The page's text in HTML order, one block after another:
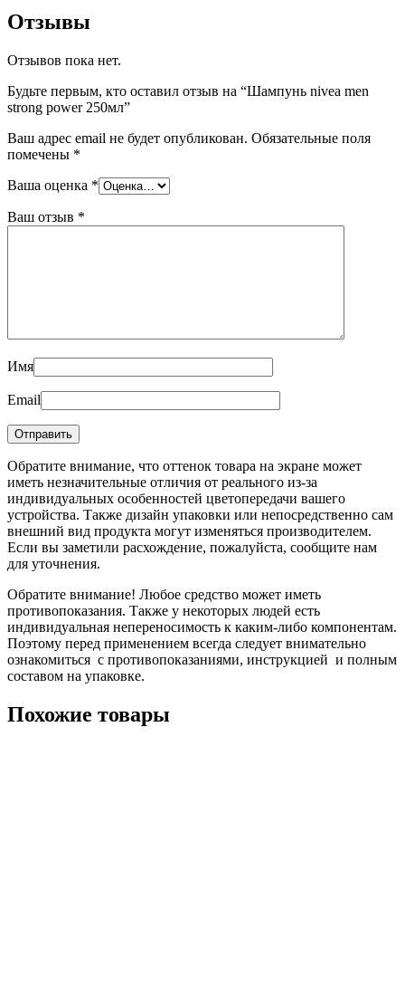
Отзывы
Отзывов пока нет.
Будьте первым, кто оставил отзыв на “Шампунь nivea men
strong power 250мл”
Ваш адрес email не будет опубликован. Обязательные поля
помечены *
Ваша оценка *
Ваш отзыв *
Имя
Email
Обратите внимание, что оттенок товара на экране может
иметь незначительные отличия от реального из-за
индивидуальных особенностей цветопередачи вашего
устройства. Также дизайн упаковки или непосредственно сам
внешний вид продукта могут изменяться производителем.
Если вы заметили расхождение, пожалуйста, сообщите нам
для уточнения.
Обратите внимание! Любое средство может иметь
противопоказания. Также у некоторых людей есть
индивидуальная непереносимость к каким-либо компонентам.
Поэтому перед применением всегда следует внимательно
ознакомиться с противопоказаниями, инструкцией и полным
составом на упаковке.
Похожие товары